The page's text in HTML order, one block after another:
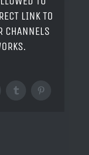
LINK TO
CHANNELS
TumblrPinterest